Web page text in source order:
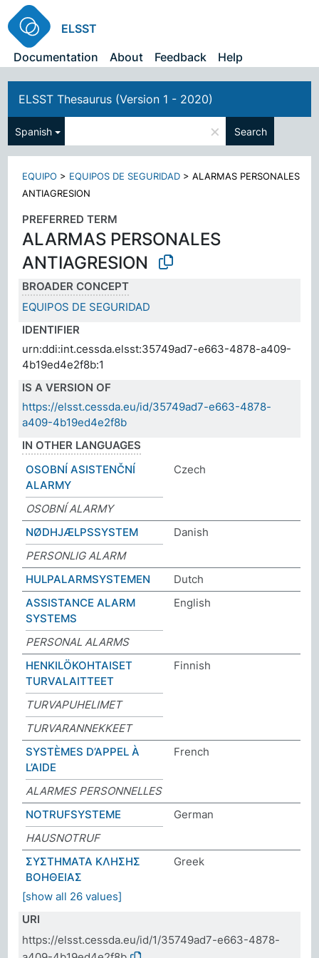
ELSST
Documentation
About Feedback Help
ELSST Thesaurus (Version 1 - 2020)
Spanish × Search
EQUIPO > EQUIPOS DE SEGURIDAD >ALARMAS PERSONALES
ANTIAGRESION
PREFERRED TERM
ALARMAS PERSONALES
ANTIAGRESION
BROADER CONCEPT
EQUIPOS DE SEGURIDAD
IDENTIFIER
urn:ddi:int.cessda.elsst:35749ad7-e663-4878-a409-
4b19ed4e2f8b:1
IS A VERSION OF
https://elsst.cessda.eu/id/35749ad7-e663-4878-
a409-4b19ed4e2f8b
IN OTHER LANGUAGES
OSOBNÍ ASISTENČNÍ
ALARMY
Czech
OSOBNÍ ALARMY
NØDHJÆLPSSYSTEM
Danish
PERSONLIG ALARM
HULPALARMSYSTEMEN
Dutch
ASSISTANCE ALARM
SYSTEMS
English
PERSONAL ALARMS
HENKILÖKOHTAISET
TURVALAITTEET
Finnish
TURVAPUHELIMET
TURVARANNEKKEET
SYSTÈMES D’APPEL À
L’AIDE
French
ALARMES PERSONNELLES
NOTRUFSYSTEME
German
HAUSNOTRUF
ΣΥΣΤΗΜΑΤΑ ΚΛΗΣΗΣ
ΒΟΗΘΕΙΑΣ
Greek
[show all 26 values]
URI
https://elsst.cessda.eu/id/1/35749ad7-e663-4878-